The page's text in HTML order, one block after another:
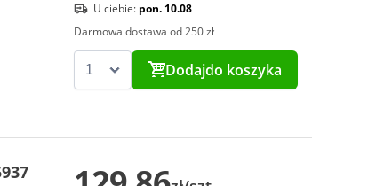
U ciebie: pon. 10.08
Darmowa dostawa od 250 zł
Dodajdo koszyka